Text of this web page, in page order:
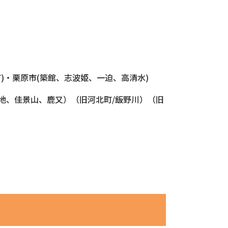
栗原市(築館、志波姫、一迫、高清水)
佳景山、鹿又）（旧河北町/飯野川）（旧